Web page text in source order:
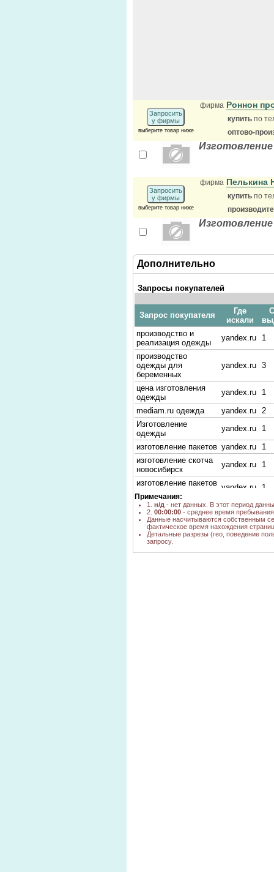
Запросить
у фирмы
выберите товар ниже
фирма Роннон
купить по
оптово-
Изготовление
Запросить
у фирмы
выберите товар ниже
фирма Пелькина
купить по
Изготовление
Дополнительно
Запросы покупателей
Запрос покупателя
Где
искали
производство и
реализация одежды
yandex.ru
1
производство
одежды для
беременных
yandex.ru 3
цена изготовления
одежды
yandex.ru
1
mediam.ru одежда
yandex.ru 2
Изготовление
одежды
yandex.ru
1
изготовление пакетов yandex.ru
1
изготовление скотча
новосибирск
yandex.ru
1
изготовление пакетов
цены
yandex.ru
1
изготовление пакетов
с логотипом
новосибирск
yandex.ru 1
изготовление из
пенопласта
Примечания:
1. н/д - нет данных. В этот период
2. 00:00:00 - среднее время
Данные насчитываются собственным
фактическое время нахождения
Детальные разрезы (гео, поведение
запросу.